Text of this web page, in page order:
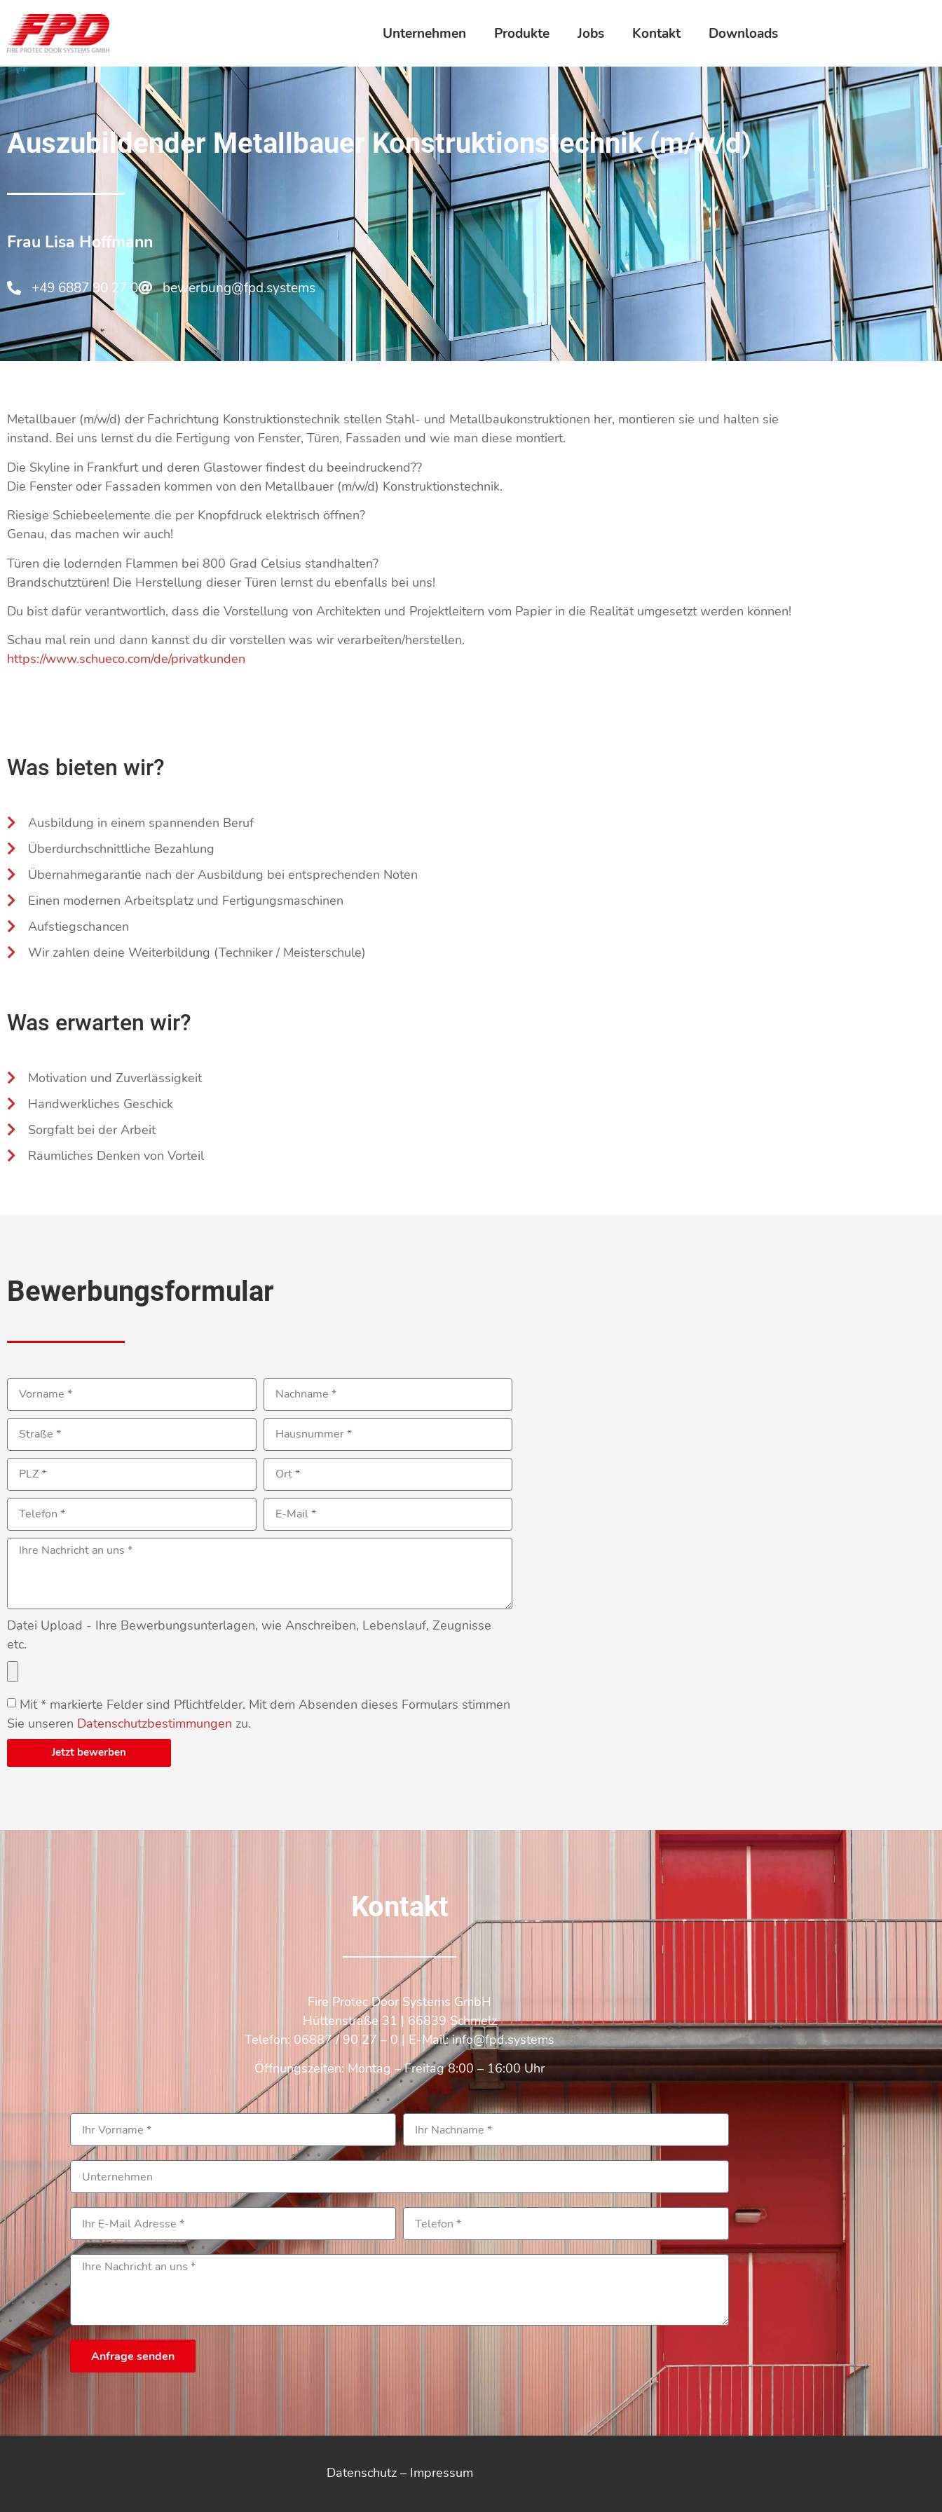
Unternehmen Produkte Jobs Kontakt Downloads
Auszubildender Metallbauer Konstruktionstechnik (m/w/d)
Frau Lisa Hoffmann
+49 6887 90 27 0 bewerbung@fpd.systems
Metallbauer (m/w/d) der Fachrichtung Konstruktionstechnik stellen Stahl- und Metallbaukonstruktionen her, montieren sie und halten sie
instand. Bei uns lernst du die Fertigung von Fenster, Türen, Fassaden und wie man diese montiert.
Die Skyline in Frankfurt und deren Glastower findest du beeindruckend??
Die Fenster oder Fassaden kommen von den Metallbauer (m/w/d) Konstruktionstechnik.
Riesige Schiebeelemente die per Knopfdruck elektrisch öffnen?
Genau, das machen wir auch!
Türen die lodernden Flammen bei 800 Grad Celsius standhalten?
Brandschutztüren! Die Herstellung dieser Türen lernst du ebenfalls bei uns!
Du bist dafür verantwortlich, dass die Vorstellung von Architekten und Projektleitern vom Papier in die Realität umgesetzt werden können!
Schau mal rein und dann kannst du dir vorstellen was wir verarbeiten/herstellen.
https://www.schueco.com/de/privatkunden
Was bieten wir?
Ausbildung in einem spannenden Beruf
Überdurchschnittliche Bezahlung
Übernahmegarantie nach der Ausbildung bei entsprechenden Noten
Einen modernen Arbeitsplatz und Fertigungsmaschinen
Aufstiegschancen
Wir zahlen deine Weiterbildung (Techniker / Meisterschule)
Was erwarten wir?
Motivation und Zuverlässigkeit
Handwerkliches Geschick
Sorgfalt bei der Arbeit
Räumliches Denken von Vorteil
Bewerbungs­formular
Datei Upload - Ihre Bewerbungsunterlagen, wie Anschreiben, Lebenslauf, Zeugnisse
etc.
Mit * markierte Felder sind Pflichtfelder. Mit dem Absenden dieses Formulars stimmen
Sie unseren Datenschutzbestimmungen zu.
Jetzt bewerben
Kontakt
Fire Protec Door Systems GmbH
Hüttenstraße 31 | 66839 Schmelz
Telefon: 06887 / 90 27 – 0 | E-Mail:info@fpd.systems
Öffnungszeiten: Montag – Freitag 8:00 – 16:00 Uhr
Anfrage senden
Datenschutz– Impressum